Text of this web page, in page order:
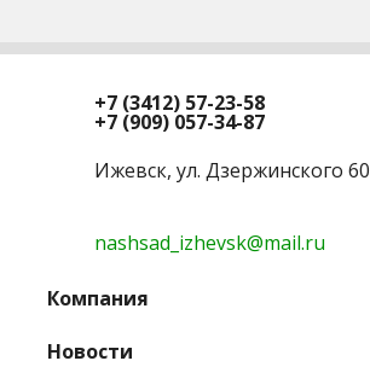
+7 (3412) 57-23-58
+7 (909) 057-34-87
Ижевск, ул. Дзержинского 60
nashsad_izhevsk@mail.ru
Компания
Новости